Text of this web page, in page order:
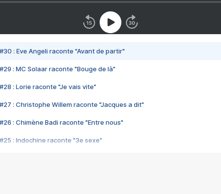
#30 : Eve Angeli raconte "Avant de partir"
#29 : MC Solaar raconte "Bouge de là"
#28 : Lorie raconte "Je vais vite"
#27 : Christophe Willem raconte "Jacques a dit"
#26 : Chimène Badi raconte "Entre nous"
#25 : Indochine raconte "3e sexe"